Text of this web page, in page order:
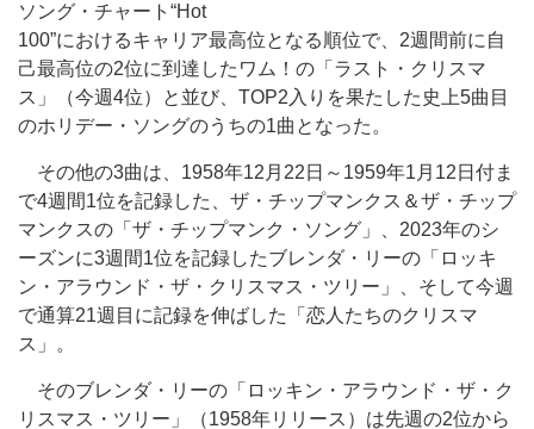
ソング・チャート“Hot
100”におけるキャリア最高位となる順位で、2週間前に自
己最高位の2位に到達したワム！の「ラスト・クリスマ
ス」（今週4位）と並び、TOP2入りを果たした史上5曲目
のホリデー・ソングのうちの1曲となった。
その他の3曲は、1958年12月22日～1959年1月12日付ま
で4週間1位を記録した、ザ・チップマンクス＆ザ・チップ
マンクスの「ザ・チップマンク・ソング」、2023年のシ
ーズンに3週間1位を記録したブレンダ・リーの「ロッキ
ン・アラウンド・ザ・クリスマス・ツリー」、そして今週
で通算21週目に記録を伸ばした「恋人たちのクリスマ
ス」。
そのブレンダ・リーの「ロッキン・アラウンド・ザ・ク
リスマス・ツリー」（1958年リリース）は先週の2位から